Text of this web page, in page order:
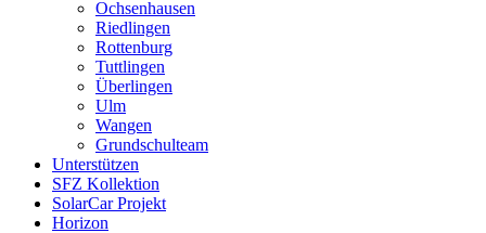
Ochsenhausen
Riedlingen
Rottenburg
Tuttlingen
Überlingen
Ulm
Wangen
Grundschulteam
Unterstützen
SFZ Kollektion
SolarCar Projekt
Horizon